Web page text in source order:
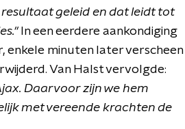
geleid en dat leidt tot
In een eerdere aankondiging
enkele minuten later verscheen
Van Halst vervolgde:
Daarvoor zijn we hem
met vereende krachten de